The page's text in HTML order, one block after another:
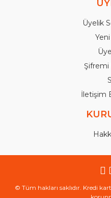
Üyelik
İletişim
© Tüm hakları saklıdır. Kredi